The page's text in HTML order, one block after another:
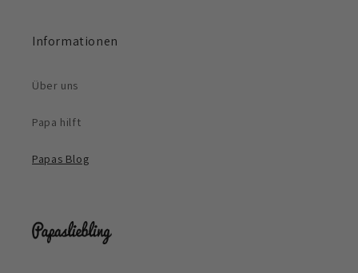
Informationen
Über uns
Papa hilft
Papas Blog